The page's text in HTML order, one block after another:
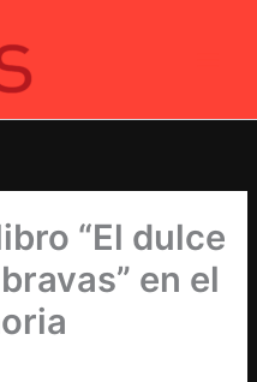
“El dulce
en el